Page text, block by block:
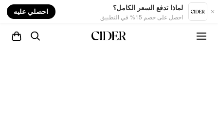
لماذا تدفع السعر الكامل؟
احصل على خصم 15% في التطبيق
احصلي عليه